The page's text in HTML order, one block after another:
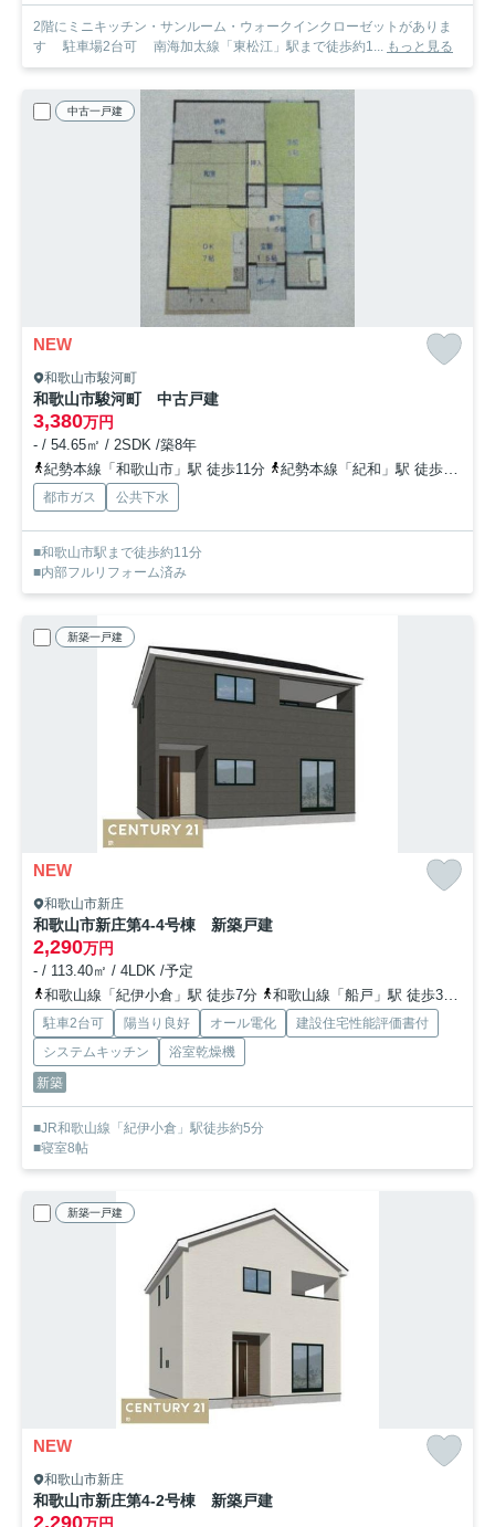
2階にミニキッチン・サンルーム・ウォークインクローゼットがありま
す 駐車場2台可 南海加太線「東松江」駅まで徒歩約1...
もっと見る
中古一戸建
NEW
和歌山市駿河町
和歌山市駿河町 中古戸建
3,380万円
- / 54.65㎡ / 2SDK /築8年
紀勢本線「和歌山市」駅 徒歩11分
紀勢本線「紀和」駅 徒歩20分
都市ガス 公共下水
■和歌山市駅まで徒歩約11分
■内部フルリフォーム済み
新築一戸建
NEW
和歌山市新庄
和歌山市新庄第4-4号棟 新築戸建
2,290万円
- / 113.40㎡ / 4LDK /予定
和歌山線「紀伊小倉」駅 徒歩7分
和歌山線「船戸」駅 徒歩30分
駐車2台可 陽当り良好 オール電化
建設住宅性能評価書付
システムキッチン
浴室乾燥機
新築
■JR和歌山線「紀伊小倉」駅徒歩約5分
■寝室8帖
新築一戸建
NEW
和歌山市新庄
和歌山市新庄第4-2号棟 新築戸建
2,290万円